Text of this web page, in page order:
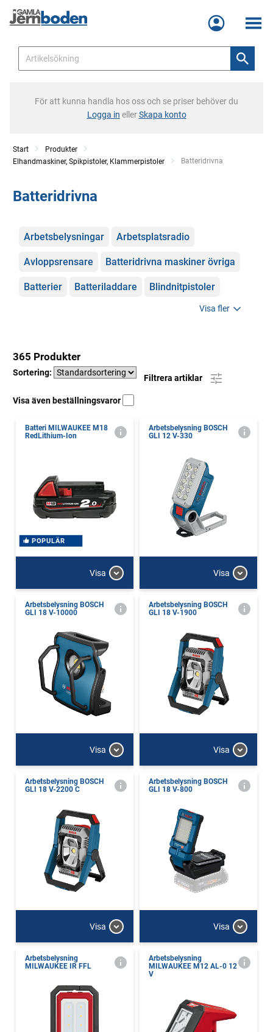
Meny
För att kunna handla hos oss och se priser behöver du
Logga in ellerSkapa konto
Start
Produkter
Elhandmaskiner, Spikpistoler, Klammerpistoler
Current:
Batteridrivna
Batteridrivna
Kategorier
Arbetsbelysningar Arbetsplatsradio
Avloppsrensare Batteridrivna maskiner övriga
Batterier Batteriladdare Blindnitpistoler
Visa fler
365 Produkter
Sortering:
Filtrera artiklar
Visa även beställningsvaror
Batteri MILWAUKEE M18
RedLithium-Ion
POPULÄR
Visa
Arbetsbelysning BOSCH
GLI 12 V-330
Visa
Arbetsbelysning BOSCH
GLI 18 V-10000
Visa
Arbetsbelysning BOSCH
GLI 18 V-1900
Visa
Arbetsbelysning BOSCH
GLI 18 V-2200 C
Visa
Arbetsbelysning BOSCH
GLI 18 V-800
Visa
Arbetsbelysning
MILWAUKEE IR FFL
Arbetsbelysning
MILWAUKEE M12 AL-0 12
V